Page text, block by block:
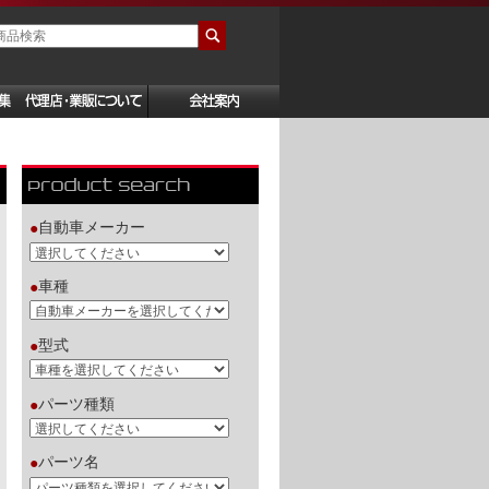
●自動車メーカー
●車種
●型式
●パーツ種類
●パーツ名